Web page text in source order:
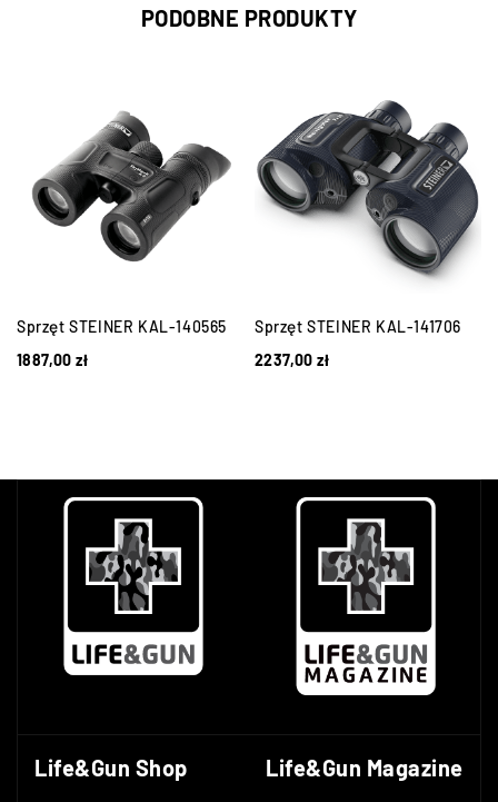
PODOBNE PRODUKTY
Sprzęt STEINER KAL-140565
1887,00zł
Sprzęt STEINER KAL-141706
2237,00zł
Life&Gun Shop Life&Gun Magazine